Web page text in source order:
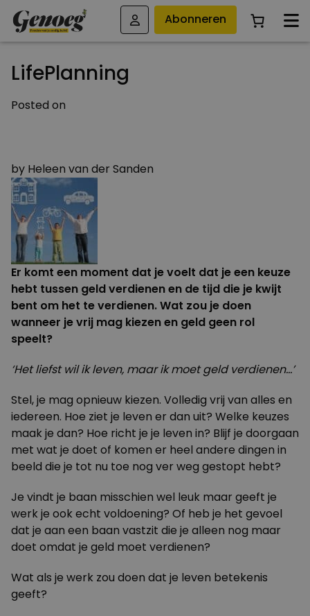
Abonneren
LifePlanning
Posted on
by Heleen van der Sanden
Er komt een moment dat je voelt dat je een keuze
hebt tussen geld verdienen en de tijd die je kwijt
bent om het te verdienen. Wat zou je doen
wanneer je vrij mag kiezen en geld geen rol
speelt?
‘Het liefst wil ik leven, maarik moet geld verdienen…’
Stel, je mag opnieuw kiezen. Volledig vrij van alles en
iedereen. Hoe ziet je leven er dan uit? Welke keuzes
maak je dan? Hoe richt je je leven in? Blijf je doorgaan
met wat je doet of komen er heel andere dingen in
beeld die je tot nu toe nog ver weg gestopt hebt?
Je vindt je baan misschien wel leuk maar geeft je
werk je ook echt voldoening? Of heb je het gevoel
dat je aan een baan vastzit die je alleen nog maar
doet omdat je geld moet verdienen?
Wat als je werk zou doen dat je leven betekenis
geeft?